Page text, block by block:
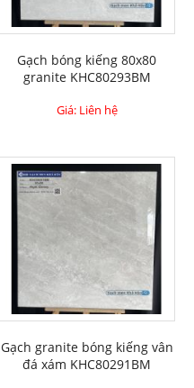
Gạch bóng kiếng 80x80
granite KHC80293BM
Giá: Liên hệ
Gạch granite bóng kiếng vân
đá xám KHC80291BM